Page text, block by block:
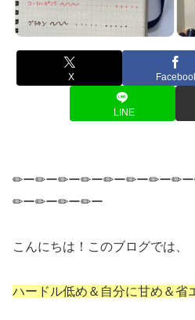
X
LINE
✏ー✏ー✏ー✏ー✏ー✏ー✏ー✏
✏ー✏ー✏ー✏ー
こんにちは！このブログでは、
ハードル低め＆自分に甘め＆省